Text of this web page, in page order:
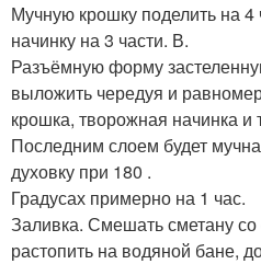
Мучную крошку поделить на
начинку на 3 части. В.
Разъёмную форму
выложить чередуя и
крошка, творожная начинка и
Последним слоем будет
духовку при 180 .
Градусах примерно на 1 час.
Заливка. Смешать сметану
растопить на водяной бане,